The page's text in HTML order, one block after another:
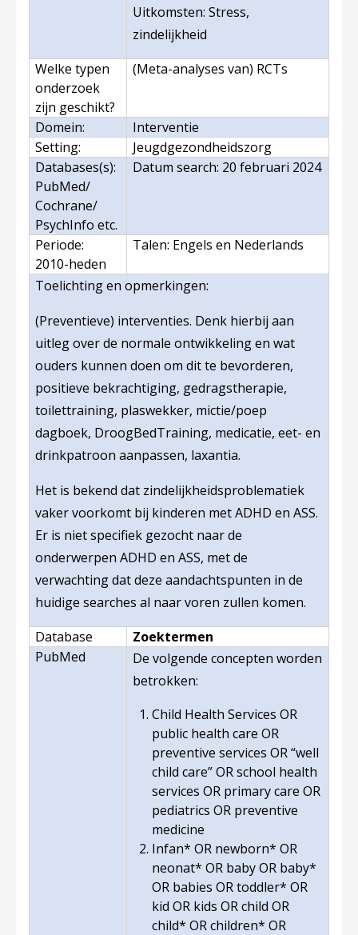
Uitkomsten: Stress,
zindelijkheid
Welke typen
onderzoek
zijn geschikt?
(Meta-analyses van) RCTs
Domein:
Interventie
Setting:
Jeugdgezondheidszorg
Databases(s):
PubMed/
Cochrane/
PsychInfo etc.
Datum search: 20 februari 2024
Periode:
2010-heden
Talen: Engels en Nederlands
Toelichting en opmerkingen:
(Preventieve) interventies. Denk hierbij aan
uitleg over de normale ontwikkeling en wat
ouders kunnen doen om dit te bevorderen,
positieve bekrachtiging, gedragstherapie,
toilettraining, plaswekker, mictie/poep
dagboek, DroogBedTraining, medicatie, eet- en
drinkpatroon aanpassen, laxantia.
Het is bekend dat zindelijkheidsproblematiek
vaker voorkomt bij kinderen met ADHD en ASS.
Er is niet specifiek gezocht naar de
onderwerpen ADHD en ASS, met de
verwachting dat deze aandachtspunten in de
huidige searches al naar voren zullen komen.
Database
Zoektermen
PubMed
De volgende concepten worden
betrokken:
Child Health Services OR
public health care OR
preventive services OR “well
child care” OR school health
services OR primary care OR
pediatrics OR preventive
medicine
Infan* OR newborn* OR
neonat* OR baby OR baby*
OR babies OR toddler* OR
kid OR kids OR child OR
child* OR children* OR